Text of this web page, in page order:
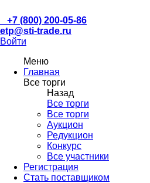
+7 (800) 200-05-86
etp@sti-trade.ru
Войти
Меню
Главная
Все торги
Назад
Все торги
Все торги
Аукцион
Редукцион
Конкурс
Все участники
Регистрация
Стать поставщиком